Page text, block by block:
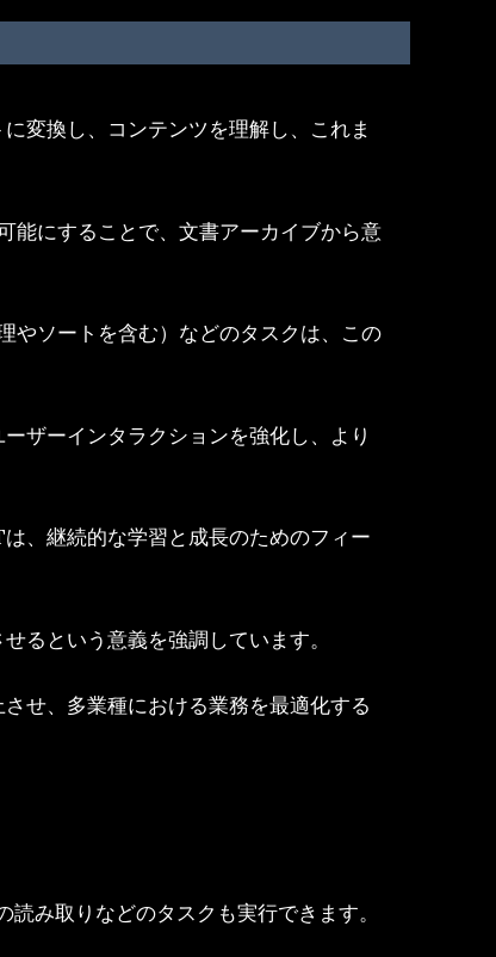
変換し、コンテンツを理解し、これま
能にすることで、文書アーカイブから意
やソートを含む）などのタスクは、この
ザーインタラクションを強化し、より
、継続的な学習と成長のためのフィー
るという意義を強調しています。
せ、多業種における業務を最適化する
み取りなどのタスクも実行できます。